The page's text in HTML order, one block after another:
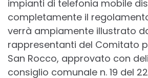
impianti di telefonia mobile
completamente il
verrà ampiamente illustrato
rappresentanti del Comitato
San Rocco, approvato con
consiglio comunale n. 19 del